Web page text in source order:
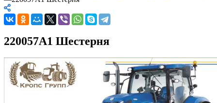
220057A1 Шестерня